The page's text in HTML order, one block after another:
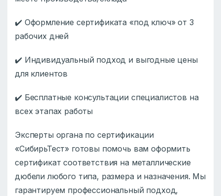
✔️ Оформление сертификата «под ключ» от 3
рабочих дней
✔️ Индивидуальный подход и выгодные цены
для клиентов
✔️ Бесплатные консультации специалистов на
всех этапах работы
Эксперты органа по сертификации
«СибирьТест» готовы помочь вам оформить
сертификат соответствия на металлические
дюбели любого типа, размера и назначения. Мы
гарантируем профессиональный подход,